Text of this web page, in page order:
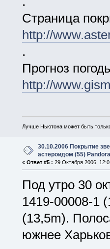
Страница
http://
.
Прогноз
http://
Лучше Ньютона может быть
30.10.2006 Покрытие
астероидом (55) Pandora
« Ответ #5 : 29 Октября 2006,
Под утро 30
1419-00008-1
(13,5m).
южнее